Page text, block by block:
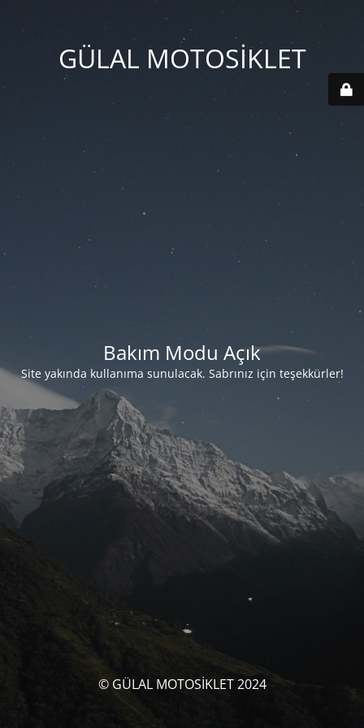
GÜLAL MOTOSİKLET
Bakım Modu Açık
Site yakında kullanıma sunulacak. Sabrınız için teşekkürler!
© GÜLAL MOTOSİKLET 2024